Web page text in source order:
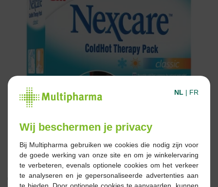
€ 15,94
NL | FR
Wij beschermen je privacy
Bij Multipharma gebruiken we cookies die nodig zijn voor
de goede werking van onze site en om je winkelervaring
te verbeteren, evenals optionele cookies om het verkeer
te analyseren en je gepersonaliseerde advertenties aan
te bieden. Door optionele cookies te aanvaarden, kunnen